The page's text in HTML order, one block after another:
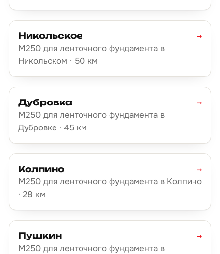
Никольское
М250 для ленточного фундамента в
Никольском · 50 км
→
Дубровка
М250 для ленточного фундамента в
Дубровке · 45 км
→
Колпино
М250 для ленточного фундамента в Колпино
· 28 км
→
Пушкин
М250 для ленточного фундамента в
→